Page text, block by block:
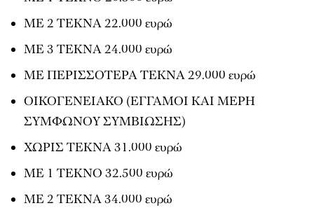
ΜΕ 2 ΤΕΚΝΑ 22.000 ευρώ
ΜΕ 3 ΤΕΚΝΑ 24.000 ευρώ
ΜΕ ΠΕΡΙΣΣΟΤΕΡΑ ΤΕΚΝΑ 29.000 ευρώ
ΟΙΚΟΓΕΝΕΙΑΚΟ (ΕΓΓΑΜΟΙ ΚΑΙ ΜΕΡΗ
ΣΥΜΦΩΝΟΥ ΣΥΜΒΙΩΣΗΣ)
ΧΩΡΙΣ ΤΕΚΝΑ 31.000 ευρώ
ΜΕ 1 ΤΕΚΝΟ 32.500 ευρώ
ΜΕ 2 ΤΕΚΝΑ 34.000 ευρώ